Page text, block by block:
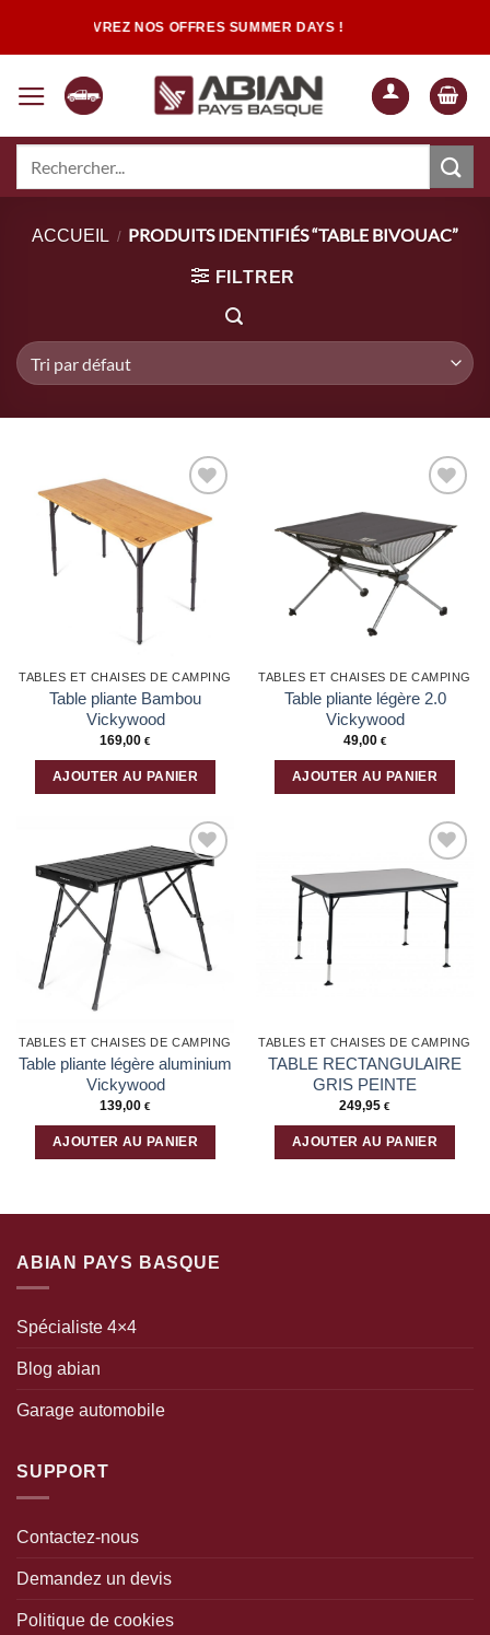
DÉCOUVREZ NOS OFFRES SUMMER DAYS !
Quand les résultats de l'auto-complétion sont disponibles, utilisez les
ACCUEIL / PRODUITS IDENTIFIÉS “TABLE BIVOUAC”
FILTRER
Ajouter
à la liste
d’envies
TABLES ET CHAISES DE CAMPING
Table pliante Bambou
Vickywood
169,00 €
AJOUTER AU PANIER
à la liste
d’envies
TABLES ET CHAISES DE CAMPING
Table pliante légère 2.0
Vickywood
49,00 €
AJOUTER AU PANIER
Ajouter
à la liste
d’envies
TABLES ET CHAISES DE CAMPING
Table pliante légère aluminium
Vickywood
139,00 €
AJOUTER AU PANIER
Ajouter
à la liste
d’envies
TABLES ET CHAISES DE CAMPING
TABLE RECTANGULAIRE
GRIS PEINTE
249,95 €
AJOUTER AU PANIER
ABIAN PAYS BASQUE
Spécialiste 4×4
Blog abian
Garage automobile
SUPPORT
Contactez-nous
Demandez un devis
Politique de cookies